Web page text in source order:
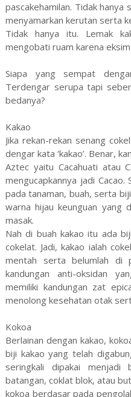
pascakehamilan. Tidak hanya
menyamarkan kerutan serta
Tidak hanya itu. Lemak
mengobati ruam karena
Siapa yang sempat
Terdengar serupa tapi
bedanya?
Kakao
Jika rekan-rekan senang
dengar kata ‘kakao’. Benar,
Aztec yaitu Cacahuati atau
mengucapkannya jadi
pada tanaman, buah, serta
warna hijau keunguan yang
masak.
Nah di buah kakao itu ada
cokelat. Jadi, kakao ialah
mentah serta belumlah di
kandungan anti-oksidan
memiliki kandungan zat
menolong kesehatan otak
Kokoa
Berlainan dengan kakao,
biji kakao yang telah
seringkali dipakai menjadi
batangan, coklat blok, atau
kokoa berdasar pada